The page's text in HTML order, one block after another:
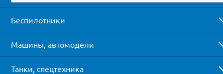
Беспилотники
Машины, автомодели
Танки, спецтехника